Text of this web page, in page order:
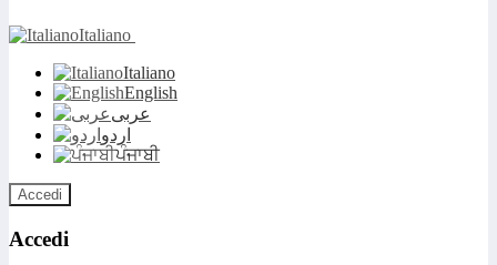
Italiano
Italiano
English
عربى
اردو
ਪੰਜਾਬੀ
Accedi
Accedi